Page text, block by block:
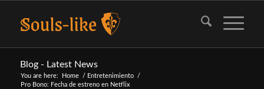
Blog - Latest News
You are here: Home / Entretenimiento
/
Pro Bono: Fecha de estreno en Netflix